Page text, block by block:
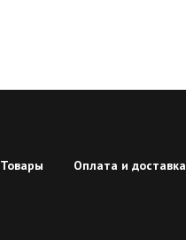
Товары Оплата и доставка